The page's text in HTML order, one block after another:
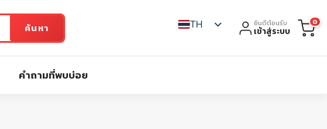
ค้นหา TH ยินดีต้อนรับ
เข้าสู่ระบบ
0
คำถามที่พบบ่อย